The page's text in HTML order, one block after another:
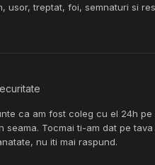
usor, treptat, foi, semnaturi si
ca am fost coleg cu el 24h
Tocmai ti-am dat pe
nu iti mai raspund.